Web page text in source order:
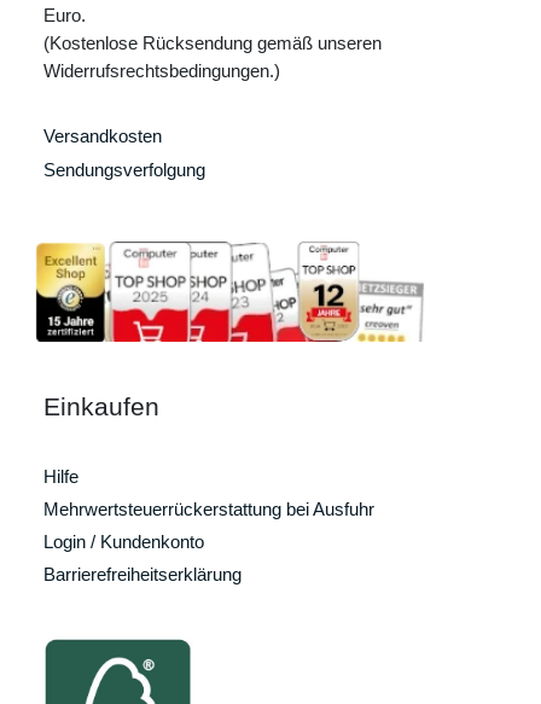
Euro.
(Kostenlose Rücksendung gemäß unseren
Widerrufsrechtsbedingungen.)
Versandkosten
Sendungsverfolgung
Einkaufen
Hilfe
Mehrwertsteuerrückerstattung bei Ausfuhr
Login / Kundenkonto
Barrierefreiheitserklärung